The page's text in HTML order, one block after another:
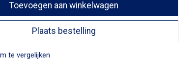
Toevoegen aan winkelwagen
Plaats bestelling
te vergelijken